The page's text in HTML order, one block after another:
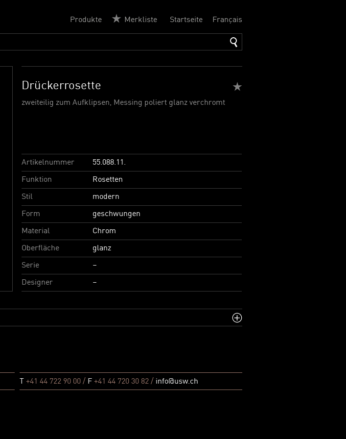
Français
Startseite
Merkliste
Produkte
Drückerrosette
zweiteilig zum Aufklipsen, Messing poliert glanz verchromt
Artikelnummer 55.088.11.
Funktion Rosetten
Stil modern
Form geschwungen
Material Chrom
Oberfläche glanz
Serie –
Designer –
+41 44 722 90 00 / F +41 44 720 30 82 / info@usw.ch